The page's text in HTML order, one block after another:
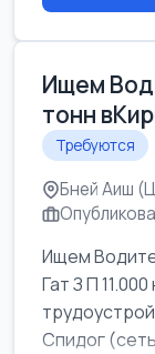
Ищем
тонн
Требуются
Бней Аиш
Ищем
Гат З П
Спидог